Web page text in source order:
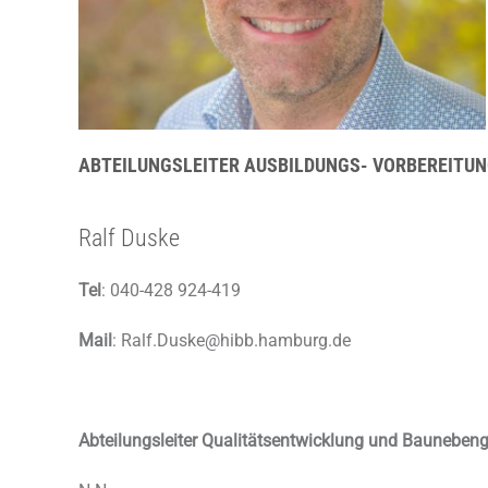
ABTEILUNGSLEITER AUSBILDUNGS-
Ralf Duske
Tel: 040-428 924-419
Mail: Ralf.Duske@hibb.hamburg.de
Abteilungsleiter Qualitätsentwicklung und